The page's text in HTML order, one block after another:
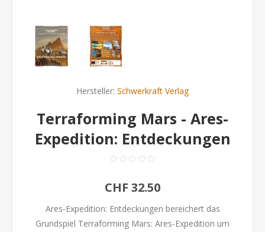
Hersteller: Schwerkraft Verlag
Terraforming Mars - Ares-
Expedition: Entdeckungen
CHF 32.50
Ares-Expedition: Entdeckungen bereichert das
Grundspiel Terraforming Mars: Ares-Expedition um